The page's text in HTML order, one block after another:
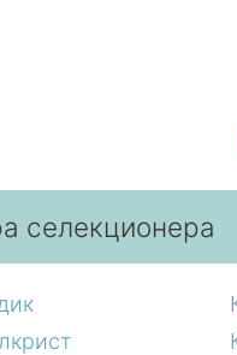
селекционера